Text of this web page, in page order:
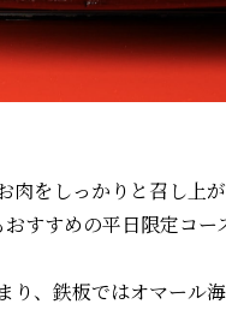
肉をしっかりと召し上が
すすめの平日限定コー
、 鉄板ではオマール